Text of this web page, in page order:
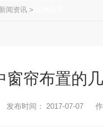
新闻资讯 >
窗帘布置的
发布时间： 2017-07-07